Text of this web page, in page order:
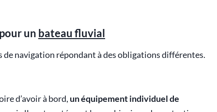
un bateau fluvial
de navigation répondant à des obligations différentes.
d’avoir à bord, un équipement individuel de